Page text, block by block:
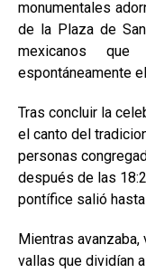
monumentales
de la Plaza de
mexicanos
espontáneamente
Tras concluir la
el canto del
personas
después de las
pontífice salió
Mientras
vallas que dividían